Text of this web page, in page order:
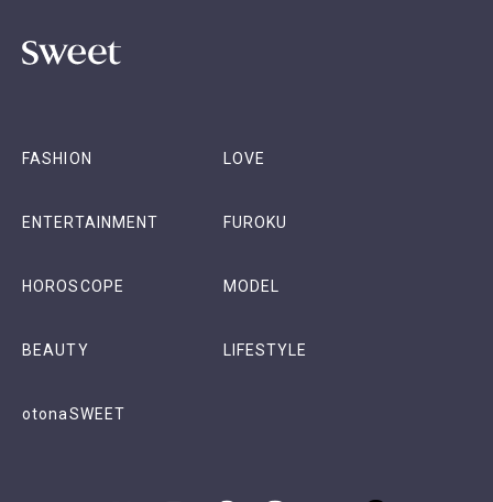
FASHION LOVE
ENTERTAINMENT FUROKU
HOROSCOPE MODEL
BEAUTY LIFESTYLE
otonaSWEET